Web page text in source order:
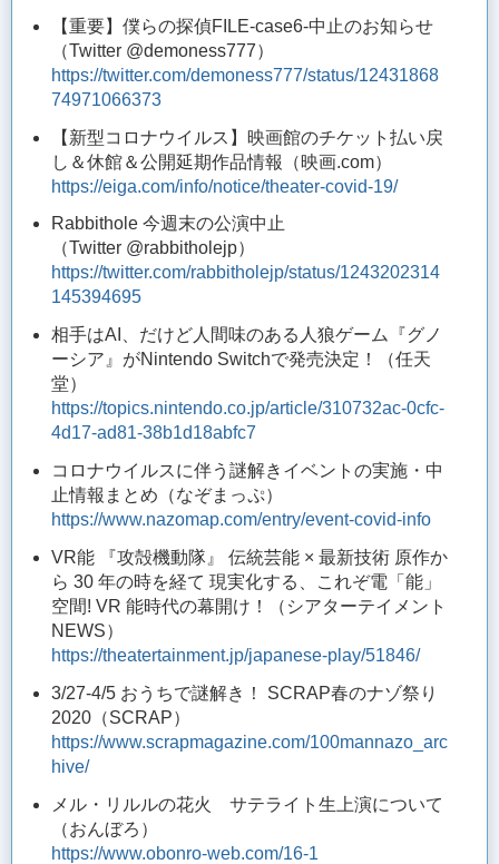
【重要】僕らの探偵FILE-case6-中止のお知らせ
（Twitter @demoness777）
https://twitter.com/demoness777/status/12431868
74971066373
【新型コロナウイルス】映画館のチケット払い戻
し＆休館＆公開延期作品情報（映画.com）
https://eiga.com/info/notice/theater-covid-19/
Rabbithole 今週末の公演中止
（Twitter @rabbitholejp）
https://twitter.com/rabbitholejp/status/1243202314
145394695
相手はAI、だけど人間味のある人狼ゲーム『グノ
ーシア』がNintendo Switchで発売決定！（任天
堂）
https://topics.nintendo.co.jp/article/310732ac-0cfc-
4d17-ad81-38b1d18abfc7
コロナウイルスに伴う謎解きイベントの実施・中
止情報まとめ（なぞまっぷ）
https://www.nazomap.com/entry/event-covid-info
VR能 『攻殻機動隊』 伝統芸能 × 最新技術 原作か
ら 30 年の時を経て 現実化する、これぞ電「能」
空間! VR 能時代の幕開け！（シアターテイメント
NEWS）
https://theatertainment.jp/japanese-play/51846/
3/27-4/5 おうちで謎解き！ SCRAP春のナゾ祭り
2020（SCRAP）
https://www.scrapmagazine.com/100mannazo_arc
hive/
メル・リルルの花火 サテライト生上演について
（おんぼろ）
https://www.obonro-web.com/16-1